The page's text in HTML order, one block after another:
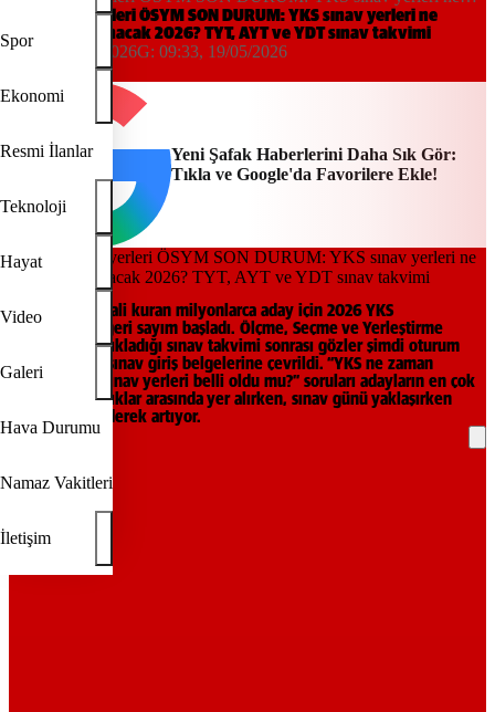
Spor
Ekonomi
Resmi İlanlar
Teknoloji
Hayat
Video
Galeri
Hava Durumu
Namaz Vakitleri
İletişim
zaman açıklanacak 2026? TYT, AYT ve YDT sınav takvimi
YKS sınav yerleri ÖSYM SON DURUM: YKS sınav yerleri ne
zaman açıklanacak 2026? TYT, AYT ve YDT sınav takvimi
14:30, 18/05/2026G: 09:33, 19/05/2026
Yeni Şafak Haberlerini Daha Sık Gör:
Tıkla ve Google'da Favorilere Ekle!
Üniversite hayali kuran milyonlarca aday için 2026 YKS
maratonunda geri sayım başladı. Ölçme, Seçme ve Yerleştirme
Merkezi’nin açıkladığı sınav takvimi sonrası gözler şimdi oturum
tarihlerine ve sınav giriş belgelerine çevrildi. “YKS ne zaman
yapılacak?”, “Sınav yerleri belli oldu mu?” soruları adayların en çok
araştırdığı başlıklar arasında yer alırken, sınav günü yaklaşırken
heyecan da giderek artıyor.
REKLAM